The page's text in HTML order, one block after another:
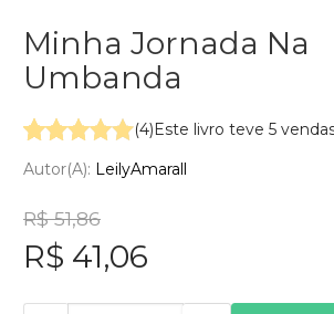
Minha Jornada Na
Umbanda
(4)Este livro teve 5
Autor(a): LeilyAmarall
R$ 51,86
R$ 41,06